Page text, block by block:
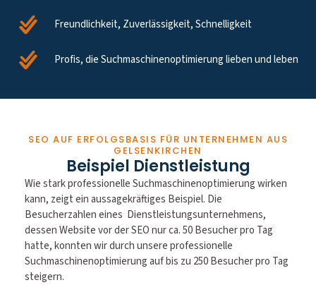
Freundlichkeit, Zuverlässigkeit, Schnelligkeit
Profis, die Suchmaschinenoptimierung lieben und leben
SEO AUF ERFOLGSBASIS FÜR UNTERNEHMEN AUS
GELSENKIRCHEN
Beispiel Dienstleistung
Wie stark professionelle Suchmaschinenoptimierung wirken
kann, zeigt ein aussagekräftiges Beispiel. Die
Besucherzahlen eines Dienstleistungsunternehmens,
dessen Website vor der SEO nur ca. 50 Besucher pro Tag
hatte, konnten wir durch unsere professionelle
Suchmaschinenoptimierung auf bis zu 250 Besucher pro Tag
steigern.